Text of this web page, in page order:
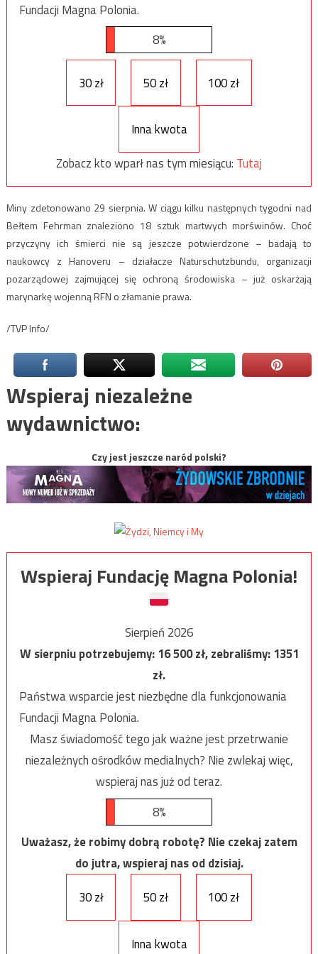
Fundacji Magna Polonia.
8%
30 zł 50 zł 100 zł
Inna kwota
Zobacz kto wparł nas tym miesiącu: Tutaj
Miny zdetonowano 29 sierpnia. W ciągu kilku następnych tygodni nad
Bełtem Fehrman znaleziono 18 sztuk martwych morświnów. Choć
przyczyny ich śmierci nie są jeszcze potwierdzone – badają to
naukowcy z Hanoveru – działacze Naturschutzbundu, organizacji
pozarządowej zajmującej się ochroną środowiska – już oskarżają
marynarkę wojenną RFN o złamanie prawa.
/TVP Info/
Wspieraj niezależne
wydawnictwo:
Czy jest jeszcze naród polski?
Wspieraj Fundację Magna Polonia!
Sierpień 2026
W sierpniu potrzebujemy:16 500zł, zebraliśmy:1351
zł.
Państwa wsparcie jest niezbędne dla funkcjonowania
Fundacji Magna Polonia.
Masz świadomość tego jak ważne jest przetrwanie
niezależnych ośrodków medialnych? Nie zwlekaj więc,
wspieraj nas już od teraz.
8%
Uważasz, że robimy dobrą robotę? Nie czekaj zatem
do jutra, wspieraj nas od dzisiaj.
30 zł
50 zł 100 zł
Inna kwota